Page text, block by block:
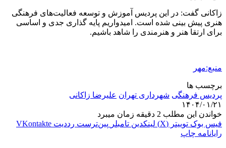
زاکانی گفت: در این پردیس آموزش و توسعه فعالیت‌های فرهنگی
هنری پیش بینی شده است. امیدواریم پایه گذاری جدی و اساسی
برای ارتقا هنر و هنرمندی را شاهد باشیم.
منبع:مهر
برچسب ها
پردیس فرهنگی شهرداری تهران علیرضا زاکانی
۱۴۰۴/۰۱/۲۱
خواندن این مطلب 2 دقیقه زمان میبرد
فیس بوک توییتر (X) لینکدین ‫تامبلر ‫پین‌ترست ‫رددیت ‫VKontakte
رایانامه چاپ